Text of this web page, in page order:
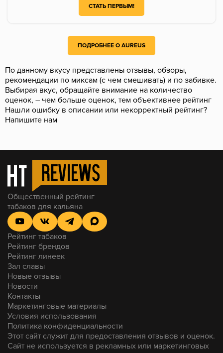
СТАТЬ ПЕРВЫМ!
ПОДРОБНЕЕ О AUREUS
По данному вкусу представлены отзывы, обзоры,
рекомендации по миксам (с чем смешивать) и по забивке.
Выбирая вкус, обращайте внимание на количество
оценок, – чем больше оценок, тем объективнее рейтинг
Нашли ошибку в описании или некорректный рейтинг?
Напишите нам
Общественный рейтинг
табаков для кальяна
Рейтинг табаков
Рейтинг брендов
Рейтинг линеек
Зал славы
Новые отзывы
Новости
Контакты
Маркетинговые материалы
Условия использования
Политика конфиденциальности
Этот сайт служит для предоставления отзывов и оценок.
Сайт не используется в рекламных или маркетинговых